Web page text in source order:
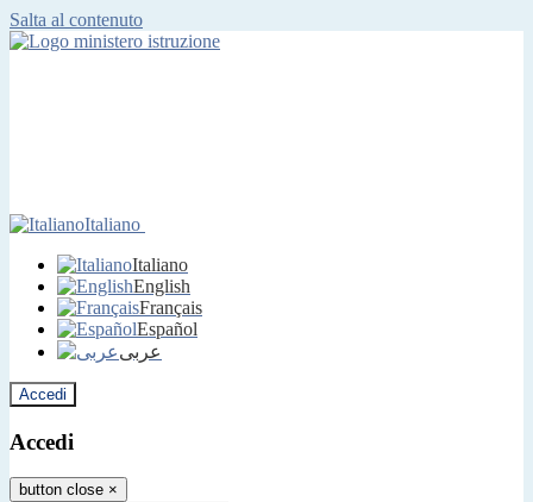
Salta al contenuto
Italiano
Italiano
English
Français
Español
عربى
Accedi
Accedi
button close ×